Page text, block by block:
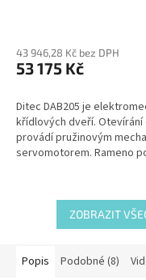
43 946,28 Kč bez DPH
53 175 Kč
Ditec DAB205 je
křídlových dveří.
provádí pružinovým
servomotorem. Rameno
ZOBRAZIT
Popis Podobné (8)